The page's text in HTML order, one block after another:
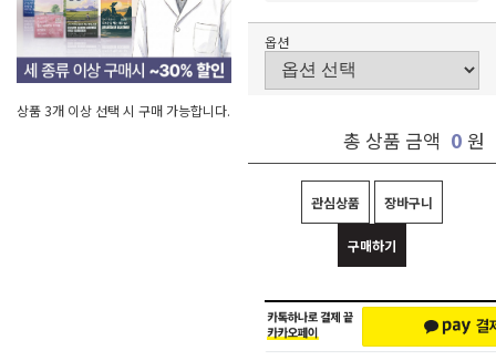
상품 3개 이상 선택 시 구매 가능합니다.
옵션
총 상품 금액 0 원
관심상품 장바구니
구매하기